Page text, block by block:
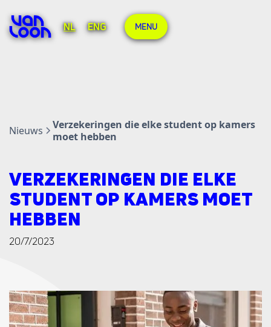
NL ENG MENU
Nieuws
Verzekeringen die elke student op kamers
moet hebben
VERZEKERINGEN DIE ELKE
STUDENT OP KAMERS MOET
HEBBEN
20/7/2023